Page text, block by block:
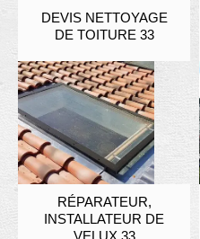
DEVIS NETTOYAGE
DE TOITURE 33
RÉPARATEUR,
INSTALLATEUR DE